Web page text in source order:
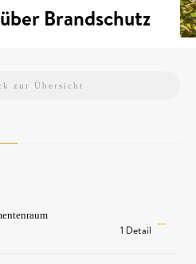
Brandschutz
zur Übersicht
1 Detail